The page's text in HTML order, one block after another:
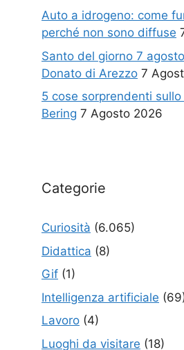
Auto a idrogeno: come
perché non sono diffuse
Santo del giorno 7
Donato di Arezzo 7
5 cose sorprendenti
Bering 7 Agosto 2026
Categorie
Curiosità (6.065)
Didattica (8)
Gif (1)
Intelligenza artificiale
Lavoro (4)
Luoghi da visitare (18)